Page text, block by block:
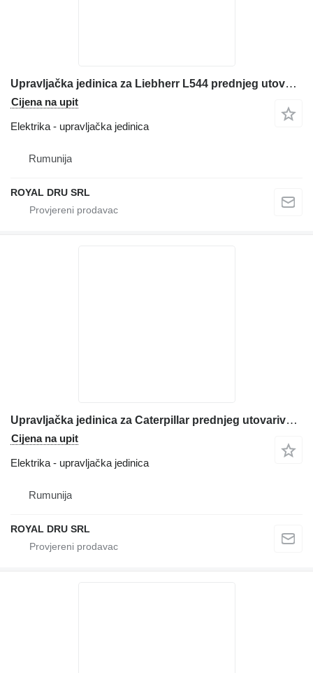
Upravljačka jedinica za Liebherr L544 prednjeg utovarivača
Cijena na upit
Elektrika - upravljačka jedinica
Rumunija
ROYAL DRU SRL
Upravljačka jedinica za Caterpillar prednjeg utovarivača
Cijena na upit
Elektrika - upravljačka jedinica
Rumunija
ROYAL DRU SRL